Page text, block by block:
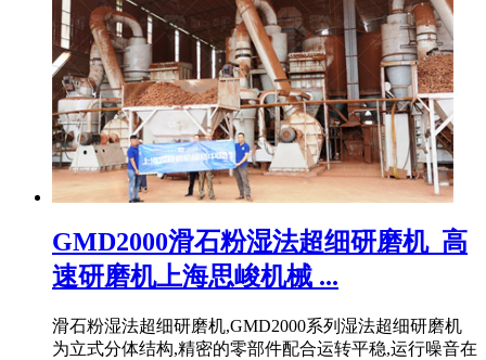
GMD2000滑石粉湿法超细研磨机_高
速研磨机上海思峻机械 ...
滑石粉湿法超细研磨机,GMD2000系列湿法超细研磨机
为立式分体结构,精密的零部件配合运转平稳,运行噪音在